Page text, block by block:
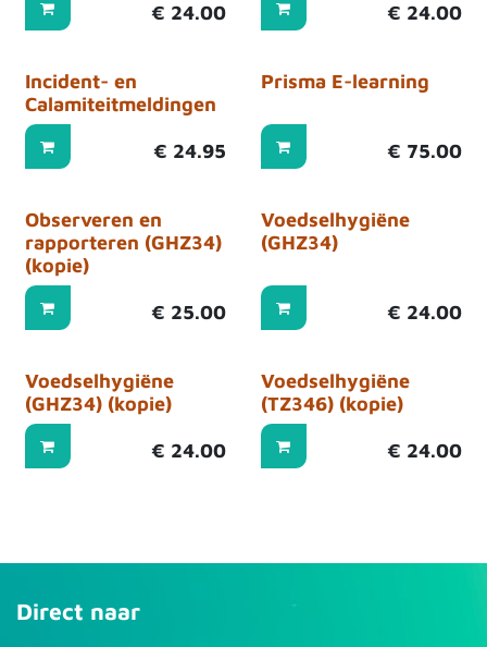
€ 24.00 € 24.00
Incident- en
Calamiteitmeldingen
€ 24.95
Prisma E-learning
€ 75.00
Observeren en
rapporteren (GHZ34)
(kopie)
€ 25.00
Voedselhygiëne
(GHZ34)
€ 24.00
Voedselhygiëne
(GHZ34) (kopie)
€ 24.00
Voedselhygiëne
(TZ346) (kopie)
€ 24.00
Direct naar